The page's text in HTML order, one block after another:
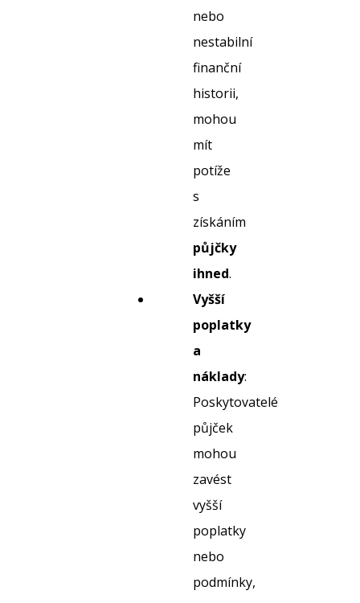
nebo
nestabilní
finanční
historii,
mohou
mít
potíže
s
získáním
půjčky
ihned.
Vyšší
poplatky
a
náklady:
Poskytovatelé
půjček
mohou
zavést
vyšší
poplatky
nebo
podmínky,